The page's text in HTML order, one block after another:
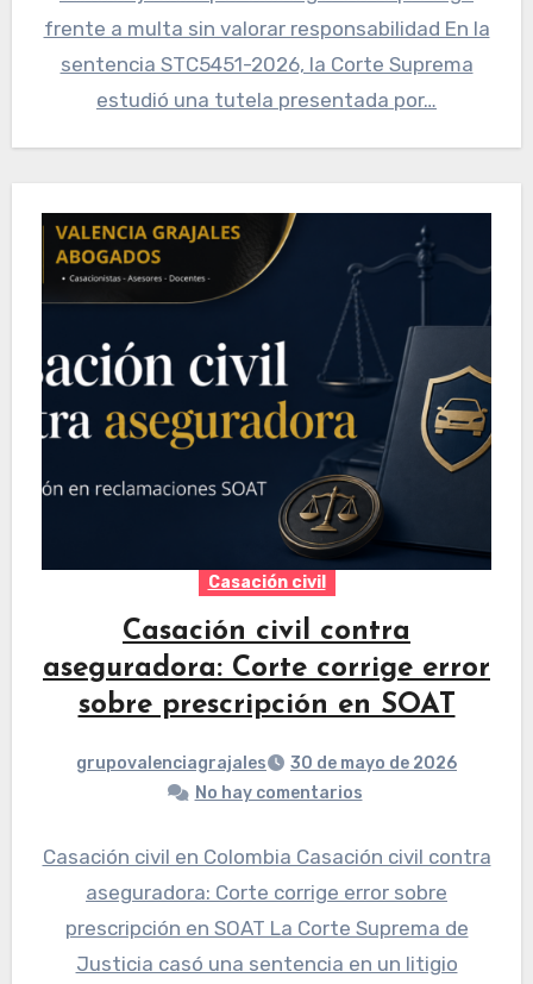
frente a multa sin valorar responsabilidad En la
sentencia STC5451-2026, la Corte Suprema
estudió una tutela presentada por…
Casación civil
Casación civil contra
aseguradora: Corte corrige error
sobre prescripción en SOAT
grupovalenciagrajales
30 de mayo de 2026
No hay comentarios
Casación civil en Colombia Casación civil contra
aseguradora: Corte corrige error sobre
prescripción en SOAT La Corte Suprema de
Justicia casó una sentencia en un litigio